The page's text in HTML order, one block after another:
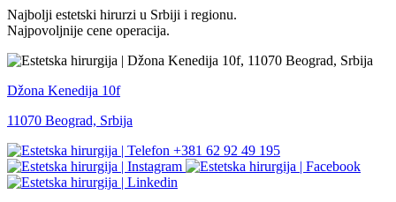
Najbolji estetski hirurzi u Srbiji i regionu.
Najpovoljnije cene operacija.
Džona Kenedija 10f
11070 Beograd, Srbija
+381 62 92 49 195